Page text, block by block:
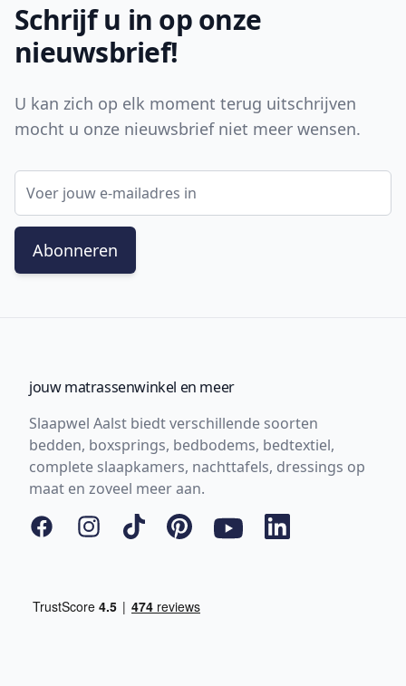
Schrijf u in op onze
nieuwsbrief!
U kan zich op elk moment terug uitschrijven
mocht u onze nieuwsbrief niet meer wensen.
E-mail adres
Abonneren
jouw matrassenwinkel en meer
Slaapwel Aalst biedt verschillende soorten
bedden, boxsprings, bedbodems, bedtextiel,
complete slaapkamers, nachttafels, dressings op
maat en zoveel meer aan.
FacebookInstagram
Tiktok PinterestYouTubeLinkedIn